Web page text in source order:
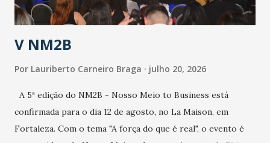
população e ao sistema de saúde. “Precisamos saber fazer a
estratificação do risco da doença, para não so...
V NM2B
Por Lauriberto Carneiro Braga julho 20, 2026
A 5ª edição do NM2B - Nosso Meio to Business está
confirmada para o dia 12 de agosto, no La Maison, em
Fortaleza. Com o tema "A força do que é real", o evento é